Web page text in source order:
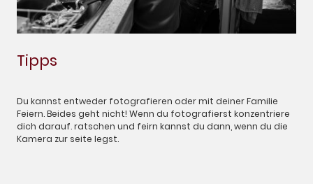
Tipps
Du kannst entweder fotografieren oder mit deiner Familie
Feiern. Beides geht nicht! Wenn du fotografierst konzentriere
dich darauf. ratschen und feirn kannst du dann, wenn du die
Kamera zur seite legst.